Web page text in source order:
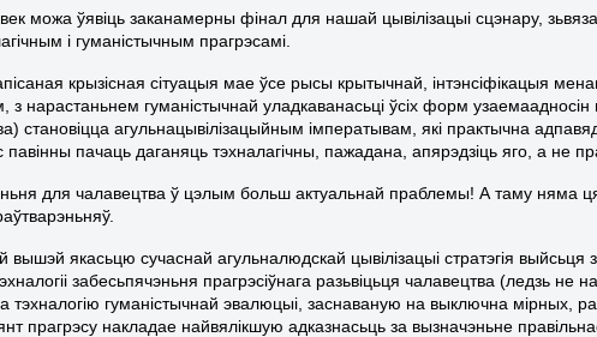
можа ўявіць заканамерны фінал для нашай цывілізацыі сцэнару,
і гуманістычным прагрэсамі.
крызісная сітуацыя мае ўсе рысы крытычнай, інтэнсіфікацыя
з нарастаньнем гуманістычнай уладкаванасьці ўсіх форм узаемаадносін
становіцца агульнацывілізацыйным імператывам, які практычна
павінны пачаць даганяць тэхналагічны, пажадана, апярэдзіць яго, а не
для чалавецтва ў цэлым больш актуальнай праблемы! А таму няма
вышэй якасьцю сучаснай агульналюдскай цывілізацыі стратэгія выйсьця
забесьпячэньня прагрэсіўнага разьвіцьця чалавецтва (ледзь
тэхналогію гуманістычнай эвалюцыі, заснаваную на выключна мірных,
прагрэсу накладае найвялікшую адказнасьць за вызначэньне